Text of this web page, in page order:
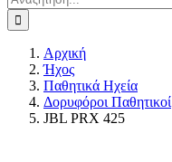
για:
Αρχική
Ήχος
Παθητικά Ηχεία
Δορυφόροι Παθητικοί
JBL PRX 425